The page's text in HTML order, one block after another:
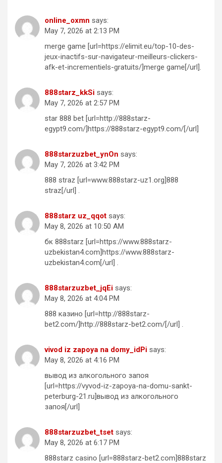
online_oxmn says:
May 7, 2026 at 2:13 PM
merge game [url=https://elimit.eu/top-10-des-
jeux-inactifs-sur-navigateur-meilleurs-clickers-
afk-et-incrementiels-gratuits/]merge game[/url].
888starz_kkSi says:
May 7, 2026 at 2:57 PM
star 888 bet [url=http://888starz-
egypt9.com/]https://888starz-egypt9.com/[/url]
888starzuzbet_ynOn says:
May 7, 2026 at 3:42 PM
888 straz [url=www.888starz-uz1.org]888
straz[/url] .
888starz uz_qqot says:
May 8, 2026 at 10:50 AM
бк 888starz [url=https://www.888starz-
uzbekistan4.com]https://www.888starz-
uzbekistan4.com[/url] .
888starzuzbet_jqEi says:
May 8, 2026 at 4:04 PM
888 казино [url=http://888starz-
bet2.com/]http://888starz-bet2.com/[/url] .
vivod iz zapoya na domy_idPi says:
May 8, 2026 at 4:16 PM
вывод из алкогольного запоя
[url=https://vyvod-iz-zapoya-na-domu-sankt-
peterburg-21.ru]вывод из алкогольного
запоя[/url]
888starzuzbet_tset says:
May 8, 2026 at 6:17 PM
888starz casino [url=888starz-bet2.com]888starz